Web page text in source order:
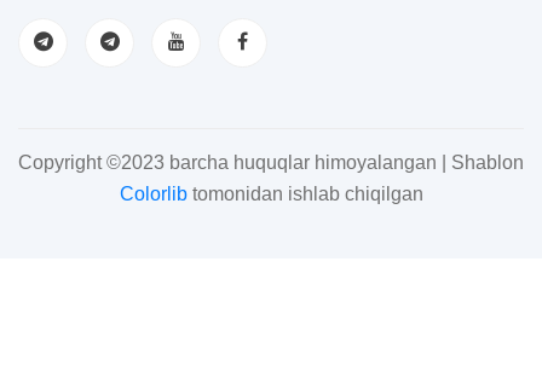
Copyright ©2023 barcha huquqlar himoyalangan | Shablon
Colorlibtomonidan ishlab chiqilgan